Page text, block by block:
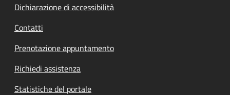
Dichiarazione di accessibilità
Contatti
Prenotazione appuntamento
Richiedi assistenza
Statistiche del portale